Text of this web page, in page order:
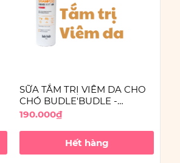
SỮA TẮM TRỊ VIÊM DA CHO
CHÓ BUDLE'BUDLE -
POVIDONE IODINE
190.000₫
Hết hàng